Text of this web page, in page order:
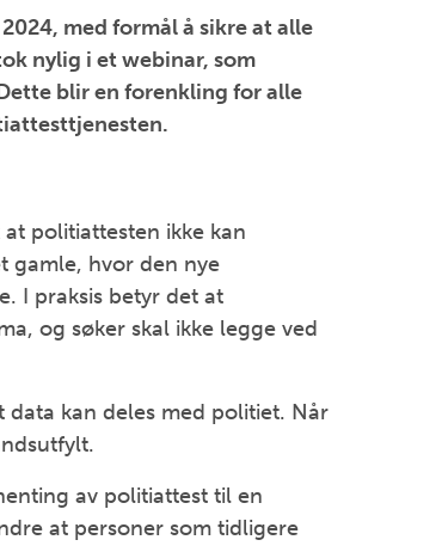
med formål å sikre at alle
nylig i et webinar, som
blir en forenkling for alle
politiattesten ikke kan
gamle, hvor den nye
I praksis betyr det at
og søker skal ikke legge ved
data kan deles med politiet. Når
av politiattest til en
at personer som tidligere